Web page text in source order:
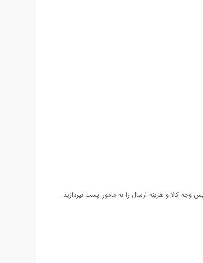
کالا و هزینه ارسال را به مامور پست بپردازید.